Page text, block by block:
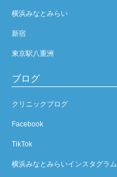
横浜みなとみらい
新宿
東京駅八重洲
ブログ
クリニックブログ
Facebook
TikTok
横浜みなとみらいインスタグラム